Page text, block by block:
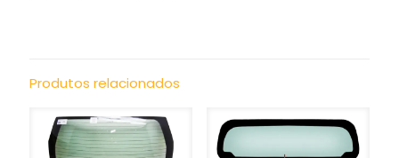
Produtos relacionados